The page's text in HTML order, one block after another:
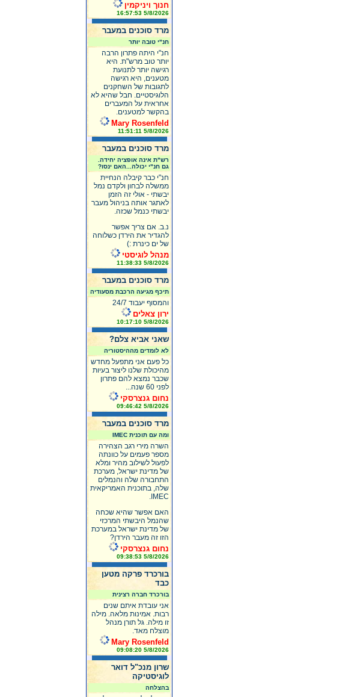
חנוך ויניקמין
5/8/2026 16:57:53
מרד סוכנים במעבר
חנ"י טובה יותר
חנ"י היתה פתרון הרבה
יותר טוב מרש"ת. היא
רגישה יותר לתנועת
מטענים, היא רגישה
לתגובות של השחקנים
הלוגיסטיים. חבל שהיא לא
אחראית על המעברים
בהקשר למטענים.
Mary Rosenfeld
5/8/2026 11:51:11
מרד סוכנים במעבר
רש"ת אינה אופציה יחידה.
גם חנ"י יכולה...האם ינסו?
חנ"י כבר קיבלה הנחיית
ממשלה לבחון ולקדם נמל
יבשתי - אולי זה הזמן
לאתגר אותה בניהול מעבר
יבשתי כנמל שכזה.
נ.ב. אם צריך אפשר
להגדיר את הירדן כשלוחה
של ים כינרת :)
מנהל לוגיסטי
5/8/2026 11:38:33
מרד סוכנים במעבר
תיכף מגיעה הרכבת מסעודיה
והמסוף יעבוד 24/7
ירון צאלים
5/8/2026 10:17:10
שאני אביא צלם?
לא לומדים מההיסטוריה
כל פעם אני מתפעל מחדש
מהיכולת שלנו ליצור בעיות
שכבר נמצא להם פתרון
לפני 60 שנה...
נחום גנצרסקי
5/8/2026 09:46:42
מרד סוכנים במעבר
ומה עם תוכנית IMEC
השרה מירי רגב הצהירה
מספר פעמים על כוונתה
לפעול לשילוב מהיר ומלא
של מדינת ישראל, מערכת
התחבורה שלה והנמלים
שלה, בתוכנית האמריקאית
IMEC.
האם אפשר שהיא שכחה
שהנמל היבשתי המרכזי
של מדינת ישראל במערכת
הזו זה מעבר הירדן?
נחום גנצרסקי
5/8/2026 09:38:53
בורכרד פרקה מטען
כבד
בורכרד חברה רצינית
אני עובדת איתם שנים
רבות. אמינות מלאה. מילה
זו מילה. גל תורן מנהל
מוצלח מאד.
Mary Rosenfeld
5/8/2026 09:08:20
שרון מנכ"ל דואר
לוגיסטיקה
בהצלחה